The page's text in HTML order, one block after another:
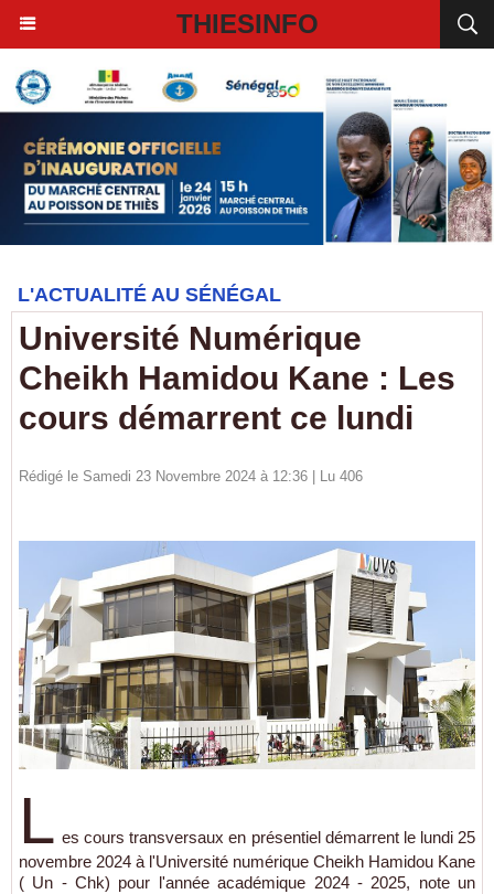
THIESINFO
L'ACTUALITÉ AU SÉNÉGAL
Université Numérique
Cheikh Hamidou Kane : Les
cours démarrent ce lundi
Rédigé le Samedi 23 Novembre 2024 à 12:36 | Lu 406
L es cours transversaux en présentiel démarrent le lundi 25
novembre 2024 à l'Université numérique Cheikh Hamidou Kane
( Un - Chk) pour l'année académique 2024 - 2025, note un